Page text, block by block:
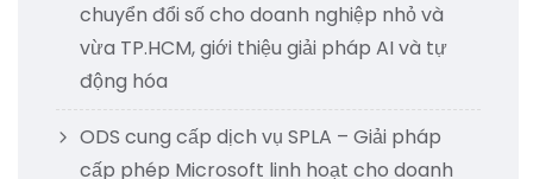
chuyển đổi số cho doanh nghiệp nhỏ và
vừa TP.HCM, giới thiệu giải pháp AI và tự
động hóa
ODS cung cấp dịch vụ SPLA – Giải pháp
cấp phép Microsoft linh hoạt cho doanh